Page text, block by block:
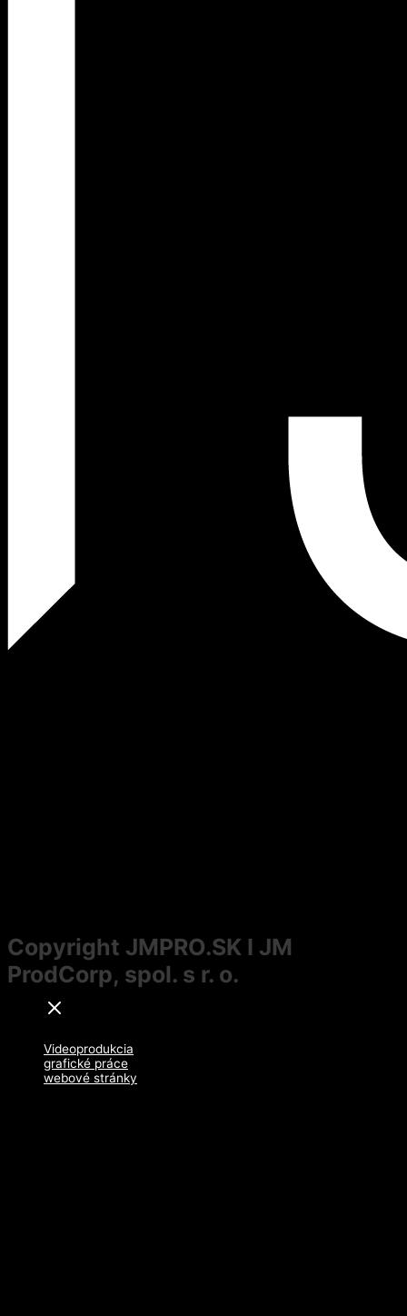
Copyright JMPRO.SK I JM
ProdCorp, spol. s r. o.
Videoprodukcia
grafické práce
webové stránky